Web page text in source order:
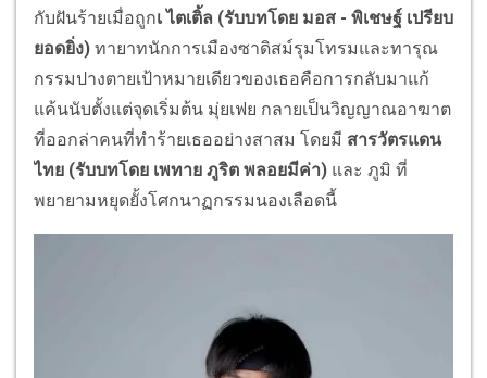
กับฝันร้ายเมื่อถูกเ ไตเติ้ล (รับบทโดย มอส - พิเชษฐ์ เปรียบ
ยอดยิ่ง) ทายาทนักการเมืองซาดิสม์รุมโทรมและทารุณ
กรรมปางตายเป้าหมายเดียวของเธอคือการกลับมาแก้
แค้นนับตั้งแต่จุดเริ่มต้น มุ่ยเฟย กลายเป็นวิญญาณอาฆาต
ที่ออกล่าคนที่ทำร้ายเธออย่างสาสม โดยมี สารวัตรแดน
ไทย (รับบทโดย เพทาย ภูริต พลอยมีค่า) และ ภูมิ ที่
พยายามหยุดยั้งโศกนาฏกรรมนองเลือดนี้